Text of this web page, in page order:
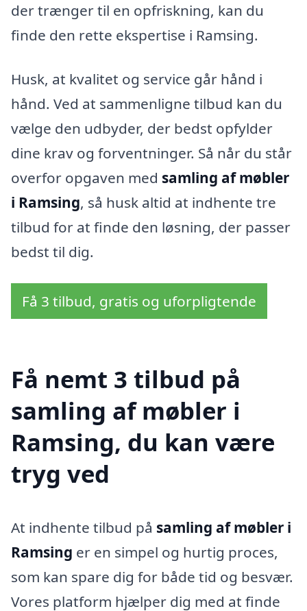
der trænger til en opfriskning, kan du
finde den rette ekspertise i Ramsing.
Husk, at kvalitet og service går hånd i
hånd. Ved at sammenligne tilbud kan du
vælge den udbyder, der bedst opfylder
dine krav og forventninger. Så når du står
overfor opgaven med samling af møbler
i Ramsing, så husk altid at indhente tre
tilbud for at finde den løsning, der passer
bedst til dig.
Få 3 tilbud, gratis og uforpligtende
Få nemt 3 tilbud på
samling af møbler i
Ramsing, du kan være
tryg ved
At indhente tilbud på samling af møbler i
Ramsing er en simpel og hurtig proces,
som kan spare dig for både tid og besvær.
Vores platform hjælper dig med at finde